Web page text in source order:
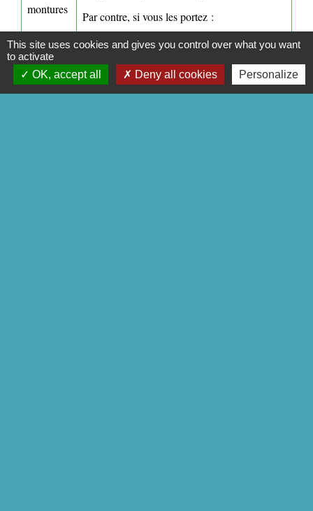
montures
Par contre, si vous les portez :
La monture ne doit pas être épaisse et ne
Les verres doivent être ni teintés, ni colorés
et sans reflet
This site uses cookies and gives you control over what you want
to activate
OK, accept all
Deny all cookies Personalize